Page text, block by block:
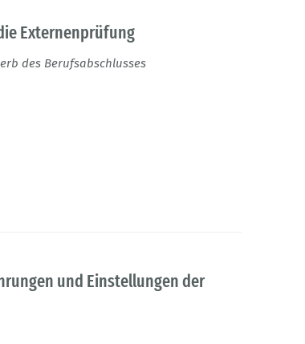
Externenprüfung
des Berufsabschlusses
und Einstellungen der